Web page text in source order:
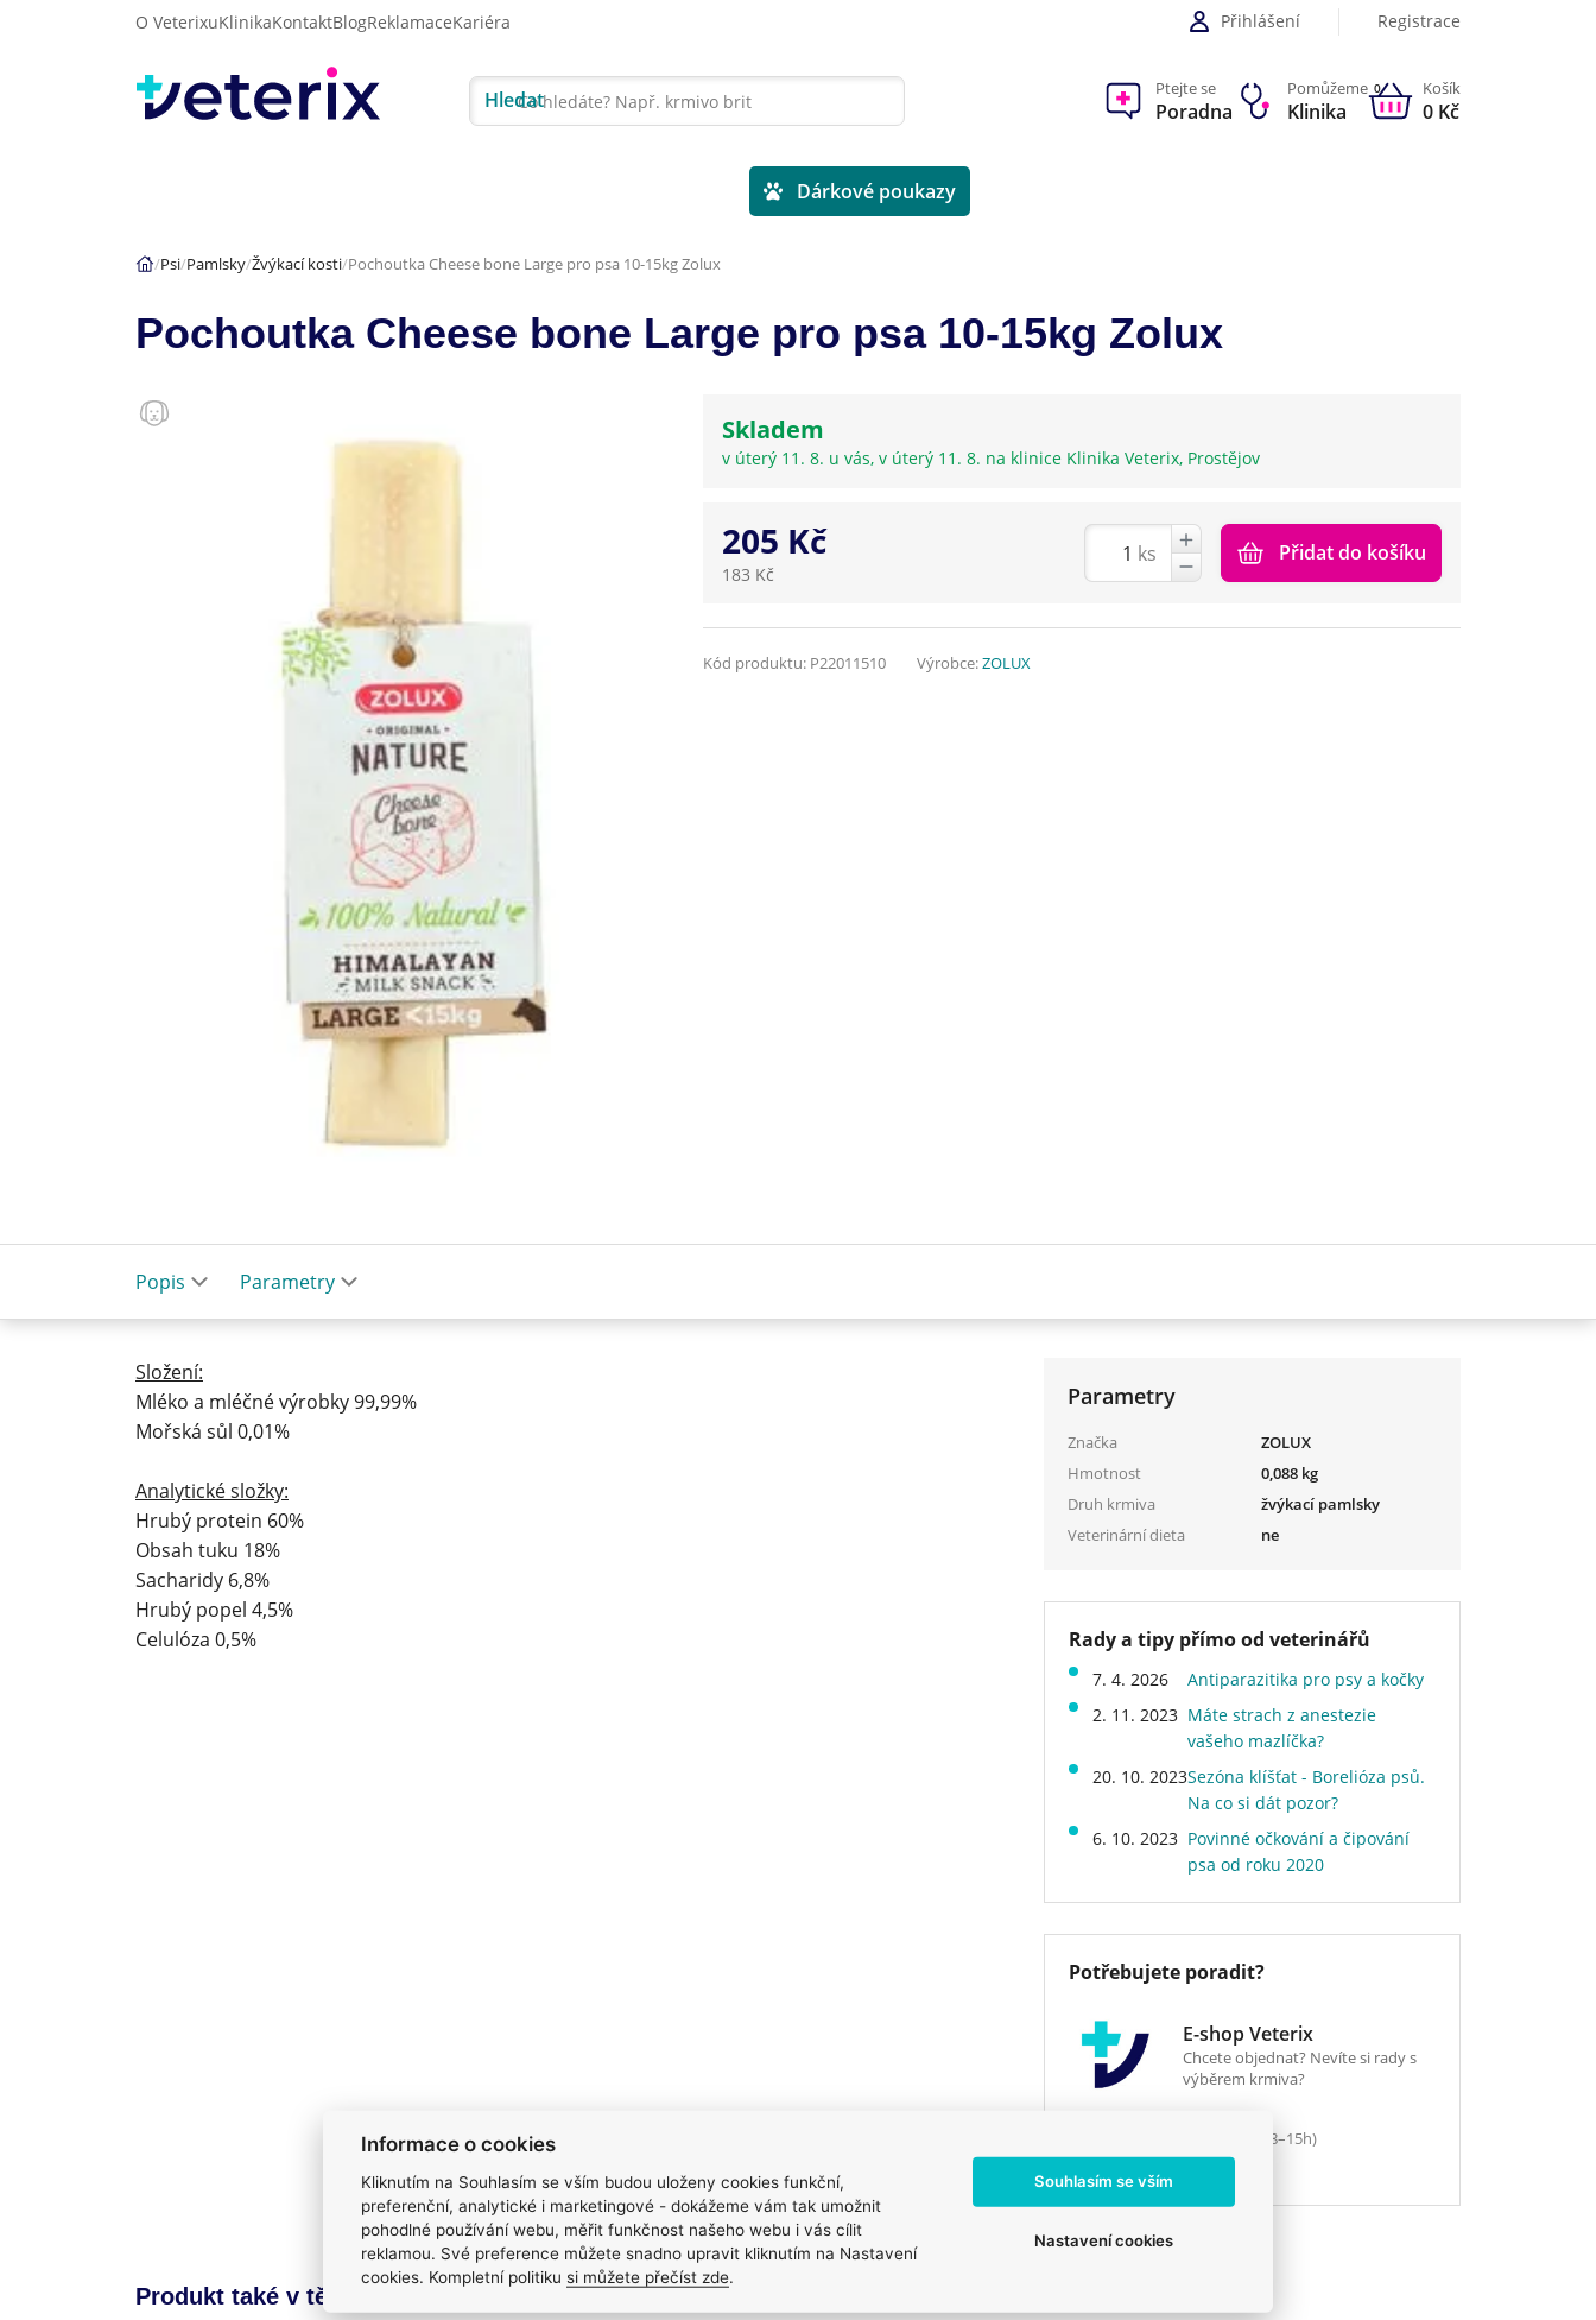
O VeterixuKlinikaKontaktBlogReklamaceKariéra Přihlášení Registrace
Hledat Ptejte se
Poradna
Pomůžeme
Klinika
0 Košík
0 Kč
Dárkové poukazy
Psi Pamlsky Žvýkací kosti Pochoutka Cheese bone Large pro psa 10-15kg Zolux
Pochoutka Cheese bone Large pro psa 10-15kg Zolux
Skladem
v úterý 11. 8. u vás, v úterý 11. 8. na klinice Klinika Veterix, Prostějov
205 Kč
183 Kč
ks Přidat do košíku
Kód produktu: P22011510 Výrobce:ZOLUX
Popis Parametry
Složení:
Mléko a mléčné výrobky 99,99%
Mořská sůl 0,01%
Analytické složky:
Hrubý protein 60%
Obsah tuku 18%
Sacharidy 6,8%
Hrubý popel 4,5%
Celulóza 0,5%
Parametry
Značka
ZOLUX
Hmotnost
0,088 kg
Druh krmiva
žvýkací pamlsky
Veterinární dieta
ne
Rady a tipy přímo od veterinářů
7. 4. 2026
Antiparazitika pro psy a kočky
2. 11. 2023 Máte strach z anestezie
vašeho mazlíčka?
20. 10. 2023Sezóna klíšťat - Borelióza psů.
Na co si dát pozor?
6. 10. 2023 Povinné očkování a čipování
psa od roku 2020
Potřebujete poradit?
E-shop Veterix
Chcete objednat? Nevíte si rady s
výběrem krmiva?
(Po–Pá, 8–15h)
eshop@veterix.cz
Produkt také v těchto kategoriích
Informace o cookies
Kliknutím na Souhlasím se vším budou uloženy cookies funkční,
preferenční, analytické i marketingové - dokážeme vám tak umožnit
pohodlné používání webu, měřit funkčnost našeho webu i vás cílit
reklamou. Své preference můžete snadno upravit kliknutím na Nastavení
cookies. Kompletní politiku si můžete přečíst zde.
Souhlasím se vším
Nastavení cookies